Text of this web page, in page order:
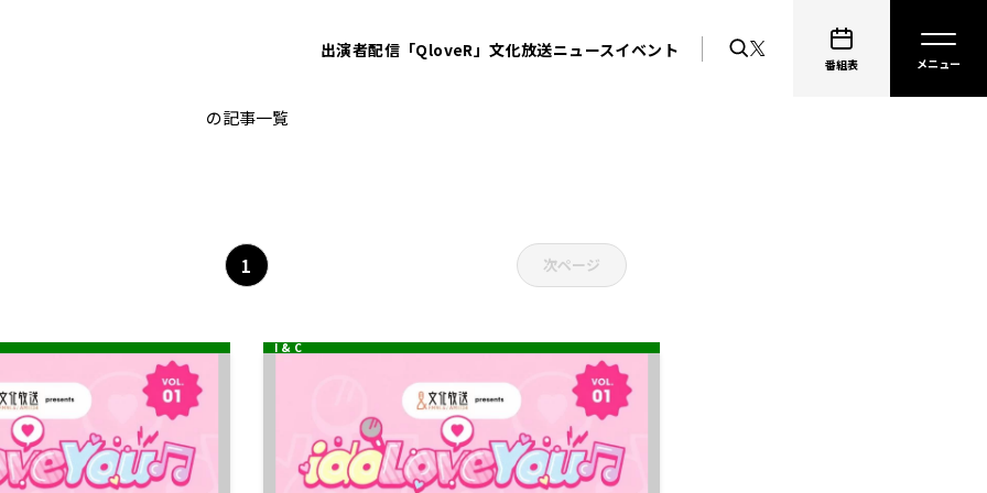
出演者配信「QloveR」文化放送ニュースイベント
番組表
KAWII LAB MATES
の記事一覧
1 次ページ